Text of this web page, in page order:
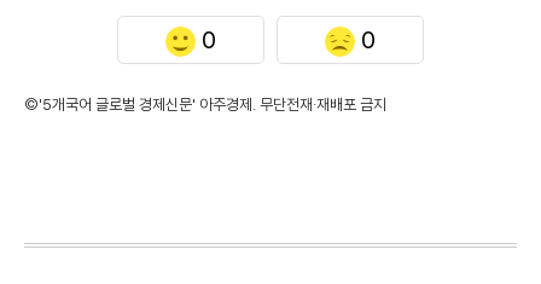
0 0
©'5개국어 글로벌 경제신문' 아주경제. 무단전재·재배포 금지